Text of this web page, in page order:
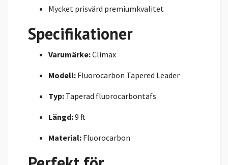
Mycket prisvärd premiumkvalitet
Specifikationer
Varumärke:Climax
Modell: Fluorocarbon Tapered Leader
Typ: Taperad fluorocarbontafs
Längd:9 ft
Material: Fluorocarbon